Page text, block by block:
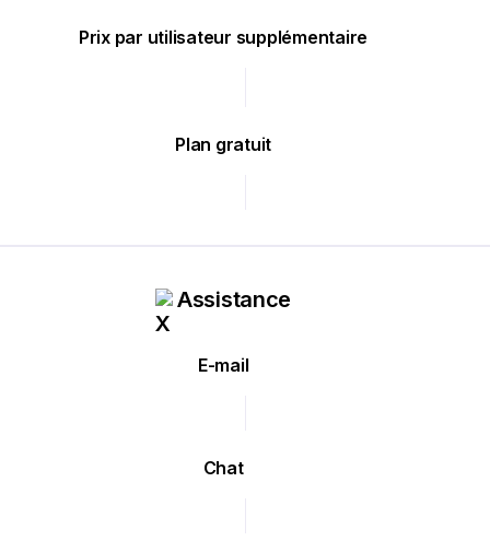
Prix par utilisateur supplémentaire
Plan gratuit
Assistance
E-mail
Chat